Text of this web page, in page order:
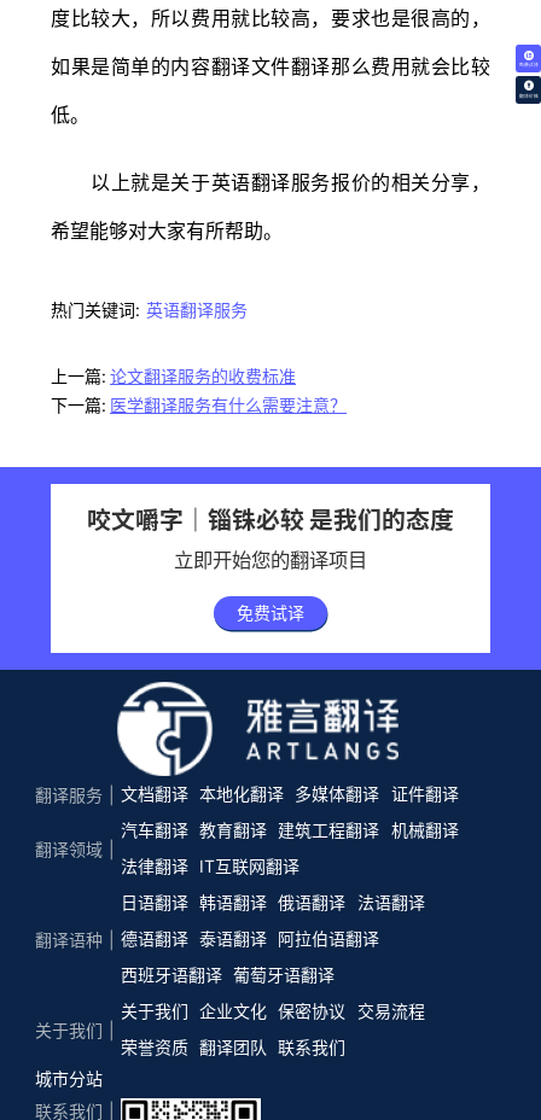
免费试译
翻译价格
度比较大，所以费用就比较高，要求也是很高的，
如果是简单的内容翻译文件翻译那么费用就会比较
低。
以上就是关于英语翻译服务报价的相关分享，
希望能够对大家有所帮助。
热门关键词: 英语翻译服务
上一篇: 论文翻译服务的收费标准
下一篇: 医学翻译服务有什么需要注意？
咬文嚼字｜锱铢必较 是我们的态度
立即开始您的翻译项目
免费试译
翻译服务 文档翻译 本地化翻译 多媒体翻译 证件翻译
翻译领域
汽车翻译 教育翻译 建筑工程翻译 机械翻译
法律翻译
IT互联网翻译
翻译语种
日语翻译 韩语翻译 俄语翻译
法语翻译
德语翻译 泰语翻译 阿拉伯语翻译
西班牙语翻译 葡萄牙语翻译
关于我们
关于我们 企业文化 保密协议
交易流程
荣誉资质 翻译团队
联系我们
城市分站
联系我们